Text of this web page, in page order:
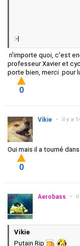
:-|
n'importe quoi, c'est
professeur Xavier et
porte bien, merci pour
0
Vikie • il y a
Oui mais il a tourné
0
Aerobass • il
Vikie
Putain Rip